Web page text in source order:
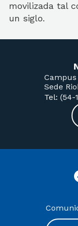
movilizada tal
un siglo.
Sede
Tel: (54-